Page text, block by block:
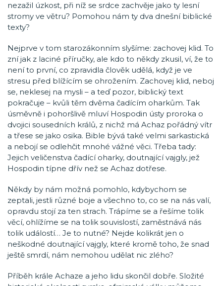
nezažil úzkost, při níž se srdce zachvěje jako ty lesní
stromy ve větru? Pomohou nám ty dva dnešní biblické
texty?
Nejprve v tom starozákonním slyšíme: zachovej klid. To
zní jak z laciné příručky, ale kdo to někdy zkusil, ví, že to
není to první, co zpravidla člověk udělá, když je ve
stresu před blížícím se ohrožením. Zachovej klid, neboj
se, neklesej na mysli – a teď pozor, biblický text
pokračuje – kvůli těm dvěma čadícím oharkům. Tak
úsměvně i pohoršlivě mluví Hospodin ústy proroka o
dvojici sousedních králů, z nichž má Achaz pořádný vítr
a třese se jako osika. Bible bývá také velmi sarkastická
a nebojí se odlehčit mnohé vážné věci. Třeba tady:
Jejich veličenstva čadící oharky, doutnající vajgly, jež
Hospodin típne dřív než se Achaz dotřese.
Někdy by nám možná pomohlo, kdybychom se
zeptali, jestli různé boje a všechno to, co se na nás valí,
opravdu stojí za ten strach. Trápíme se a řešíme tolik
věcí, ohlížíme se na tolik souvislostí, zaměstnává nás
tolik událostí… Je to nutné? Nejde kolikrát jen o
neškodné doutnající vajgly, které kromě toho, že snad
ještě smrdí, nám nemohou udělat nic zlého?
Příběh krále Achaze a jeho lidu skončil dobře. Složité